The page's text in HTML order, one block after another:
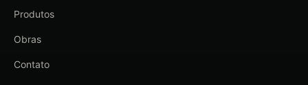
Produtos
Obras
Contato